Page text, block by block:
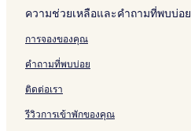
โรงแรมใกล้ วัดเชียงมั่น
โรงแรม ศรีภูมิ
โรงแรมมีที่จอดรถใน เชียงใหม่
โฮสเทล ใน เชียงใหม่
โรงแรมสำหรับครอบครัวใน ศรีภูมิ
ความช่วยเหลือและคำถามที่พบบ่อย
การจองของคุณ
คำถามที่พบบ่อย
ติดต่อเรา
รีวิวการเข้าพักของคุณ